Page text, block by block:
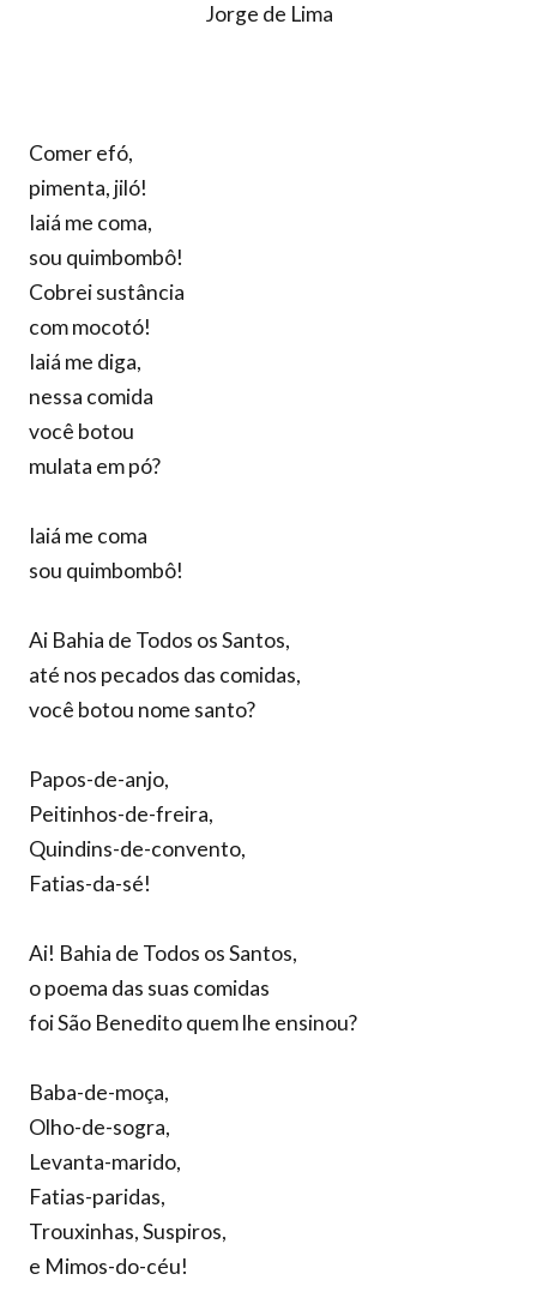
Jorge de Lima
Comer efó,
pimenta, jiló!
Iaiá me coma,
sou quimbombô!
Cobrei sustância
com mocotó!
Iaiá me diga,
nessa comida
você botou
mulata em pó?
Iaiá me coma
sou quimbombô!
Ai Bahia de Todos os Santos,
até nos pecados das comidas,
você botou nome santo?
Papos-de-anjo,
Peitinhos-de-freira,
Quindins-de-convento,
Fatias-da-sé!
Ai! Bahia de Todos os Santos,
o poema das suas comidas
foi São Benedito quem lhe ensinou?
Baba-de-moça,
Olho-de-sogra,
Levanta-marido,
Fatias-paridas,
Trouxinhas, Suspiros,
e Mimos-do-céu!